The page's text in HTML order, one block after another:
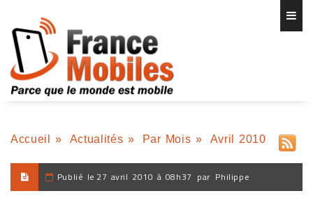
Accueil » Actualités » Par Mois » Avril 2010
Publié le 27 avril 2010 à 08h37 par Philippe